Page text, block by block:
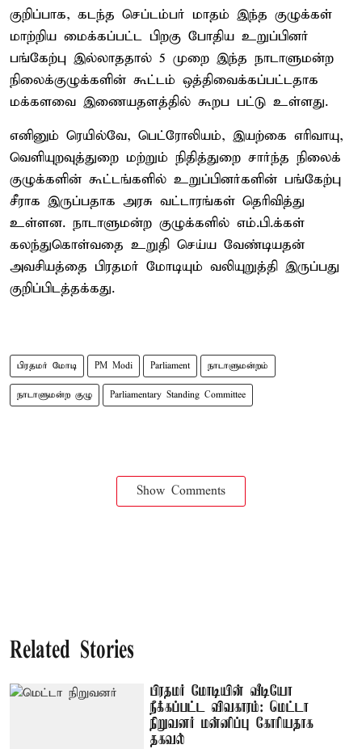
குறிப்பாக, கடந்த செப்டம்பர் மாதம் இந்த குழுக்கள்
மாற்றிய மைக்கப்பட்ட பிறகு போதிய உறுப்பினர்
பங்கேற்பு இல்லாததால் 5 முறை இந்த நாடாளுமன்ற
நிலைக்குழுக்களின் கூட்டம் ஒத்திவைக்கப்பட்டதாக
மக்களவை இணையதளத்தில் கூறப பட்டு உள்ளது.
எனினும் ரெயில்வே, பெட்ரோலியம், இயற்கை எரிவாயு,
வெளியுறவுத்துறை மற்றும் நிதித்துறை சார்ந்த நிலைக்
குழுக்களின் கூட்டங்களில் உறுப்பினர்களின் பங்கேற்பு
சீராக இருப்பதாக அரசு வட்டாரங்கள் தெரிவித்து
உள்ளன. நாடாளுமன்ற குழுக்களில் எம்.பி.க்கள்
கலந்துகொள்வதை உறுதி செய்ய வேண்டியதன்
அவசியத்தை பிரதமர் மோடியும் வலியுறுத்தி இருப்பது
குறிப்பிடத்தக்கது.
பிரதமர் மோடி PM Modi Parliament நாடாளுமன்றம்
நாடாளுமன்ற குழு Parliamentary Standing Committee
Show Comments
Related Stories
பிரதமர் மோடியின் வீடியோ
நீக்கப்பட்ட விவகாரம்: மெட்டா
நிறுவனர் மன்னிப்பு கோரியதாக
தகவல்